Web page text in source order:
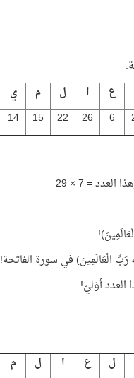
ع ا ل م ي
6
26
22
15
14
الْعَالَمِينَ) في سورة الفاتحة!
ل ع ا ل م